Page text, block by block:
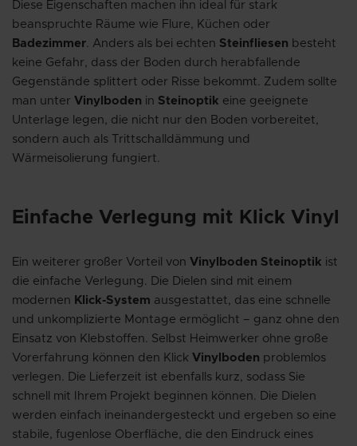
Diese Eigenschaften machen ihn ideal für stark
beanspruchte Räume wie Flure, Küchen oder
Badezimmer . Anders als bei echten Steinfliesen besteht
keine Gefahr, dass der Boden durch herabfallende
Gegenstände splittert oder Risse bekommt. Zudem sollte
man unter Vinylboden in Steinoptik eine geeignete
Unterlage legen, die nicht nur den Boden vorbereitet,
sondern auch als Trittschalldämmung und
Wärmeisolierung fungiert.
Einfache Verlegung mit Klick Vinyl
Ein weiterer großer Vorteil von Vinylboden Steinoptik ist
die einfache Verlegung. Die Dielen sind mit einem
modernen Klick-System ausgestattet, das eine schnelle
und unkomplizierte Montage ermöglicht – ganz ohne den
Einsatz von Klebstoffen. Selbst Heimwerker ohne große
Vorerfahrung können den Klick Vinylboden problemlos
verlegen. Die Lieferzeit ist ebenfalls kurz, sodass Sie
schnell mit Ihrem Projekt beginnen können. Die Dielen
werden einfach ineinandergesteckt und ergeben so eine
stabile, fugenlose Oberfläche, die den Eindruck eines